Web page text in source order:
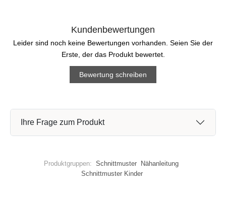
Kundenbewertungen
Leider sind noch keine Bewertungen vorhanden. Seien Sie der
Erste, der das Produkt bewertet.
Bewertung schreiben
Ihre Frage zum Produkt
Produktgruppen: Schnittmuster
Nähanleitung
Schnittmuster Kinder